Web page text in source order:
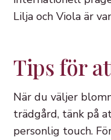
Lilja och Viola är
Tips för
När du väljer
trädgård, tänk på
personlig touch.